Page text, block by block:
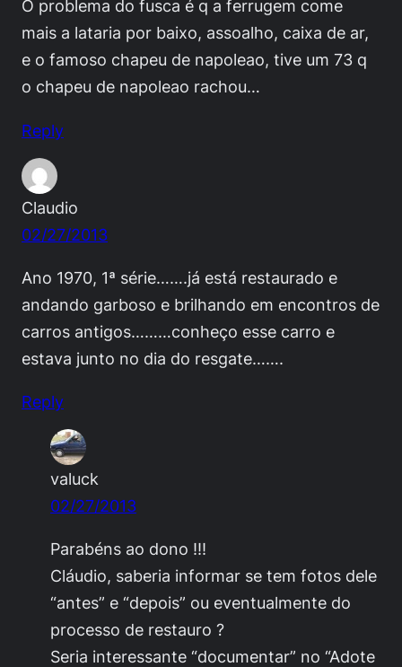
O problema do fusca é q a ferrugem come
mais a lataria por baixo, assoalho, caixa de ar,
e o famoso chapeu de napoleao, tive um 73 q
o chapeu de napoleao rachou…
Reply
Claudio
02/27/2013
Ano 1970, 1ª série…….já está restaurado e
andando garboso e brilhando em encontros de
carros antigos………conheço esse carro e
estava junto no dia do resgate…….
Reply
valuck
02/27/2013
Parabéns ao dono !!!
Cláudio, saberia informar se tem fotos dele
“antes” e “depois” ou eventualmente do
processo de restauro ?
Seria interessante “documentar” no “Adote